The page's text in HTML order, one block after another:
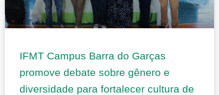
IFMT Campus Barra do Garças
promove debate sobre gênero e
diversidade para fortalecer cultura de